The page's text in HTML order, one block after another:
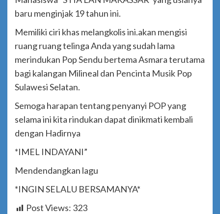
baru menginjak 19 tahun ini.
Memiliki ciri khas melangkolis ini.akan mengisi
ruang ruang telinga Anda yang sudah lama
merindukan Pop Sendu bertema Asmara terutama
bagi kalangan Milineal dan Pencinta Musik Pop
Sulawesi Selatan.
Semoga harapan tentang penyanyi POP yang
selama ini kita rindukan dapat dinikmati kembali
dengan Hadirnya
*IMEL INDAYANI”
Mendendangkan lagu
*INGIN SELALU BERSAMANYA*
Post Views: 323